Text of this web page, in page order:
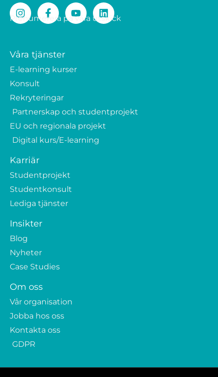
Prenumerera på våra utskick
Våra tjänster
E-learning kurser
Konsult
Rekryteringar
Partnerskap och studentprojekt
EU och regionala projekt
Digital kurs/E-learning
Karriär
Studentprojekt
Studentkonsult
Lediga tjänster
Insikter
Blog
Nyheter
Case Studies
Om oss
Vår organisation
Jobba hos oss
Kontakta oss
GDPR